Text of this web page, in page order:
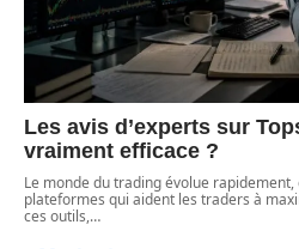
Les avis d’experts sur
vraiment efficace ?
Le monde du trading évolue
plateformes qui aident les traders à
ces outils,…